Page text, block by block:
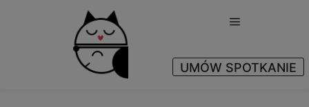
UMÓW SPOTKANIE